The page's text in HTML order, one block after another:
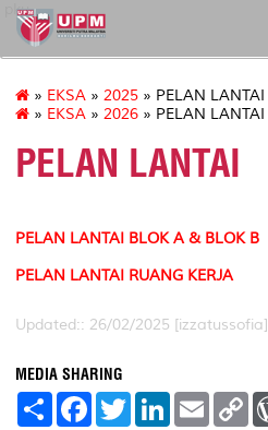
pku
» EKSA » 2025 » PELAN LANTAI
» EKSA » 2026 » PELAN LANTAI
PELAN LANTAI
PELAN LANTAI BLOK A & BLOK B
PELAN LANTAI RUANG KERJA
Updated:: 26/02/2025 [izzatussofia]
MEDIA SHARING
S
F
a
T
w
L
E
m
C